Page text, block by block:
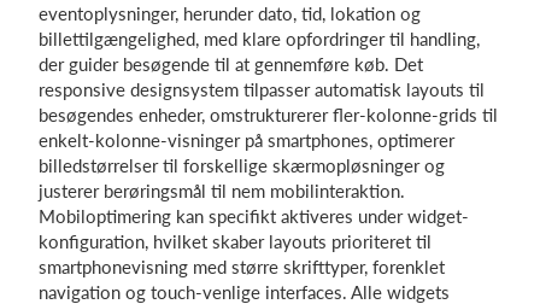
eventoplysninger, herunder dato, tid, lokation og
billettilgængelighed, med klare opfordringer til handling,
der guider besøgende til at gennemføre køb. Det
responsive designsystem tilpasser automatisk layouts til
besøgendes enheder, omstrukturerer fler-kolonne-grids til
enkelt-kolonne-visninger på smartphones, optimerer
billedstørrelser til forskellige skærmopløsninger og
justerer berøringsmål til nem mobilinteraktion.
Mobiloptimering kan specifikt aktiveres under widget-
konfiguration, hvilket skaber layouts prioriteret til
smartphonevisning med større skrifttyper, forenklet
navigation og touch-venlige interfaces. Alle widgets